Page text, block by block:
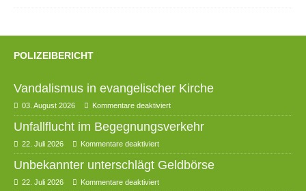
POLIZEIBERICHT
Vandalismus in evangelischer Kirche
03. August 2026 Kommentare deaktiviert
Unfallflucht im Begegnungsverkehr
22. Juli 2026 Kommentare deaktiviert
Unbekannter unterschlägt Geldbörse
22. Juli 2026 Kommentare deaktiviert